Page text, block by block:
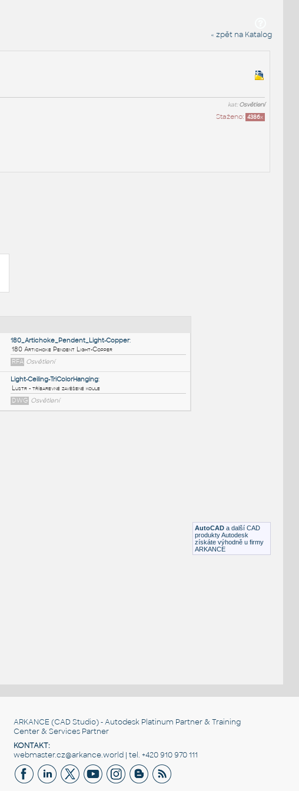
« zpět na Katalog
kat:Osvětlení
Staženo: 4386x
AutoCAD a další CAD
produkty Autodesk
získáte výhodně u firmy
ARKANCE
ARKANCE (CAD Studio) - Autodesk Platinum Partner & Training
Center & Services Partner
KONTAKT:
webmaster.cz@arkance.world | tel. +420 910 970 111